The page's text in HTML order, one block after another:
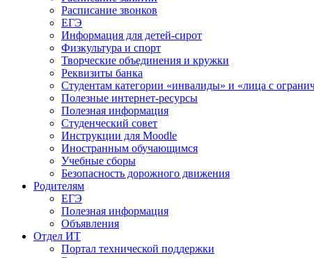
Расписание звонков
ЕГЭ
Информация для детей-сирот
Физкультура и спорт
Творческие объединения и кружки
Реквизиты банка
Студентам категории «инвалиды» и «лица с
Полезные интернет-ресурсы
Полезная информация
Студенческий совет
Инструкции для Moodle
Иностранным обучающимся
Учебные сборы
Безопасность дорожного движения
Родителям
ЕГЭ
Полезная информация
Объявления
Отдел ИТ
Портал технической поддержки